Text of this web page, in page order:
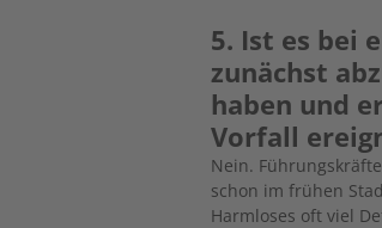
5. Ist es bei
zunächst
haben und
Vorfall
Nein.
schon im frühen
Harmloses oft viel